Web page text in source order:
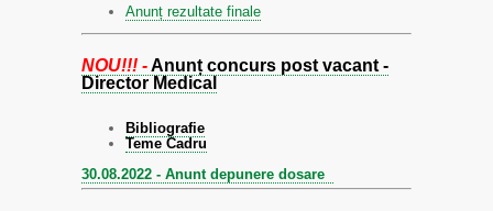
Anunț rezultate finale
NOU!!! -Anunț concurs post vacant -
Director Medical
Bibliografie
Teme Cadru
30.08.2022 - Anunt depunere dosare